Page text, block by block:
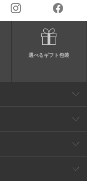
選べるギフト包装